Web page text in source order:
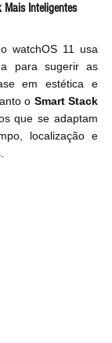
Mais Inteligentes
watchOS 11 usa
para sugerir as
em estética e
o Smart Stack
que se adaptam
localização e